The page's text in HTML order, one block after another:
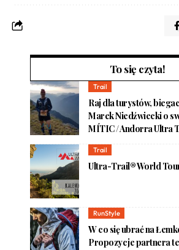
To się czyta!
Trail
Raj dla turystów,
Marek Niedźwiecki o
MÍTIC / Andorra Ultra
Trail
Ultra-Trail® World
RunStyle
W co się ubrać na
Propozycje partnera